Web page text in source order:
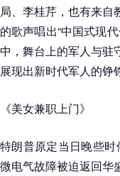
局、李桂芹，也有来
的歌声唱出“中国式现
中，舞台上的军人与驻
展现出新时代军人的铮
《美女兼职上门》
特朗普原定当日晚些时
微电气故障被迫返回华